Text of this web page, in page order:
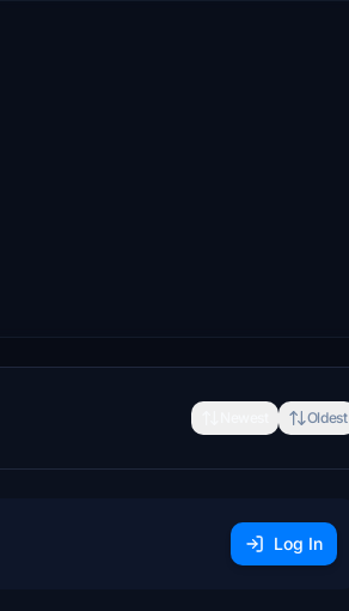
Oldest
Log In